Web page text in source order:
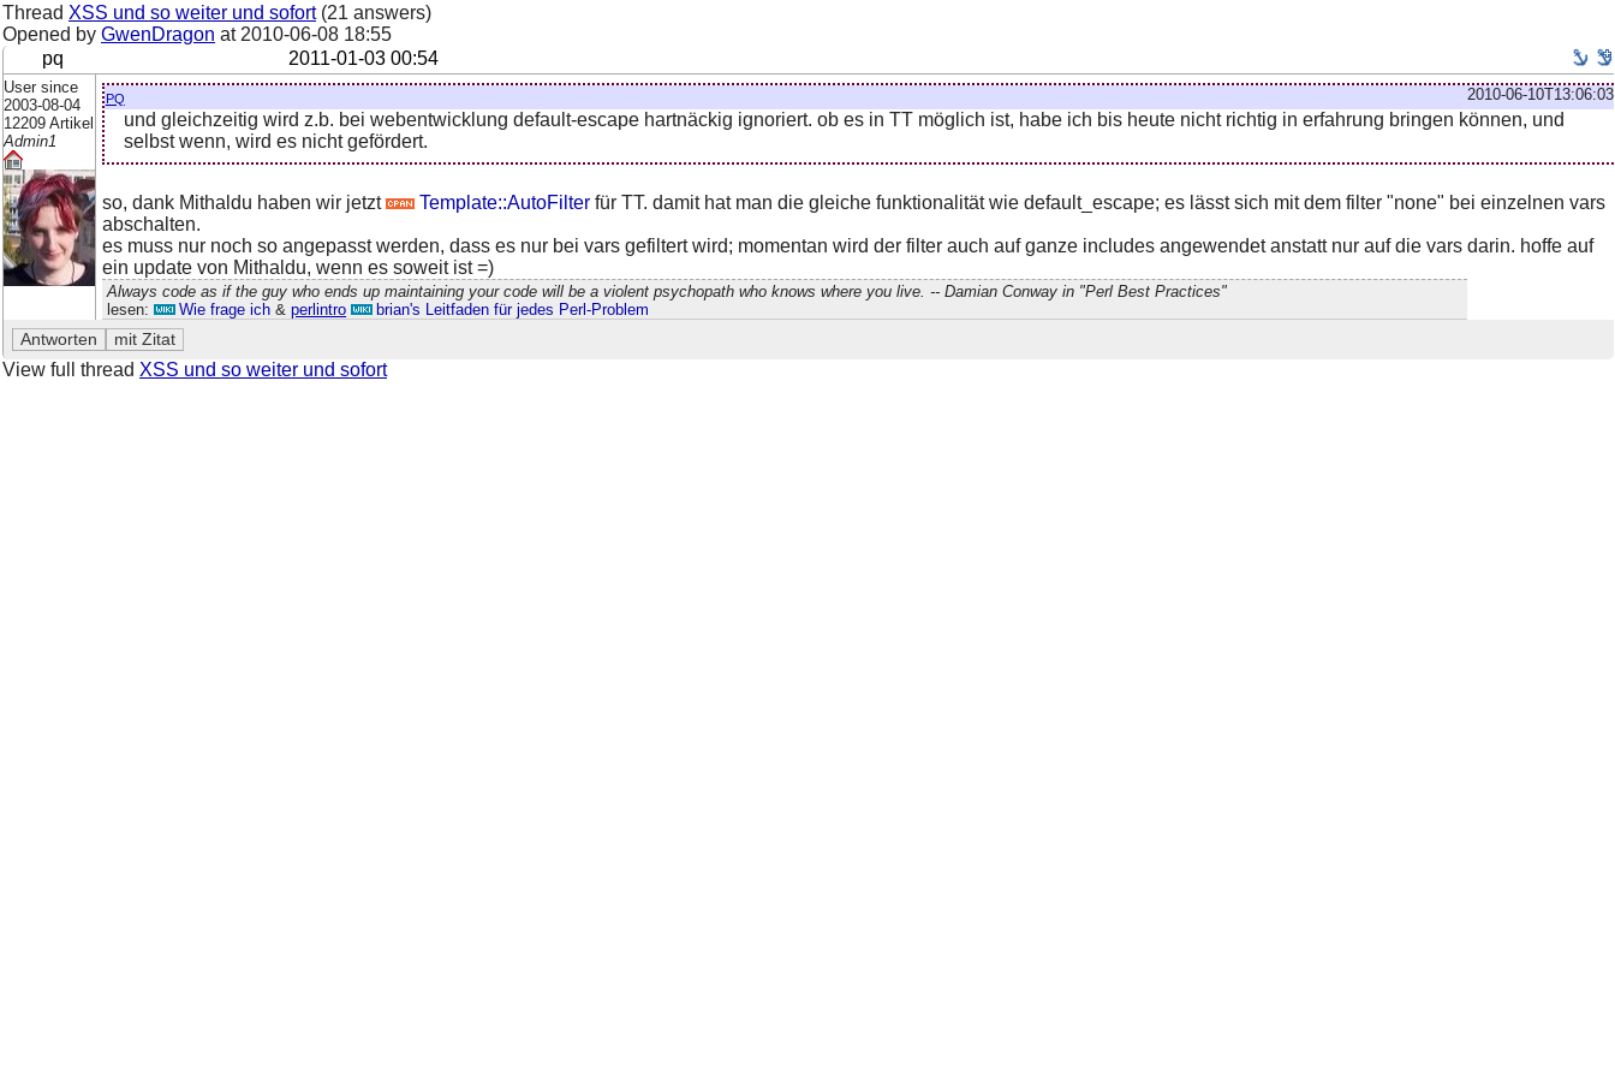
Thread XSS und so weiter und sofort(21 answers)
Opened by GwenDragon at 2010-06-08 18:55
pq
2011-01-03 00:54
User since
2003-08-04
12209 Artikel
Admin1
2010-06-10T13:06:03
pq
und gleichzeitig wird z.b. bei webentwicklung default-escape hartnäckig ignoriert. ob es in TT möglich ist, habe ich bis heute nicht richtig in erfahrung bringen können, und
selbst wenn, wird es nicht gefördert.
so, dank Mithaldu haben wir jetzt Template::AutoFilterfür TT. damit hat man die gleiche funktionalität wie default_escape; es lässt sich mit dem filter "none" bei einzelnen vars
abschalten.
es muss nur noch so angepasst werden, dass es nur bei vars gefiltert wird; momentan wird der filter auch auf ganze includes angewendet anstatt nur auf die vars darin. hoffe auf
ein update von Mithaldu, wenn es soweit ist =)
Always code as if the guy who ends up maintaining your code will be a violent psychopath who knows where you live. -- Damian Conway in "Perl Best Practices"
lesen:
Wie frage ich &perlintro brian's Leitfaden für jedes Perl-Problem
View full thread XSS und so weiter und sofort